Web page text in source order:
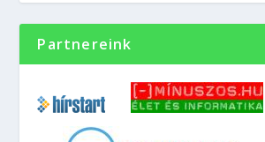
Partnereink